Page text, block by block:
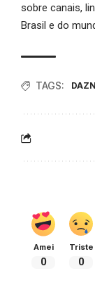
sobre canais,
Brasil e do
TAGS:
Amei
0
Triste
0